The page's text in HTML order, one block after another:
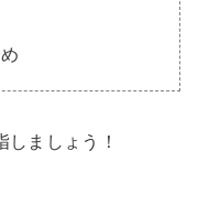
ましょう！